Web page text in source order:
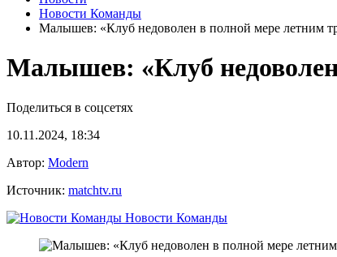
Новости Команды
Малышев: «Клуб недоволен в полной мере летним
Малышев: «Клуб
Поделиться в соцсетях
10.11.2024, 18:34
Автор: Modern
Источник: matchtv.ru
Новости Команды